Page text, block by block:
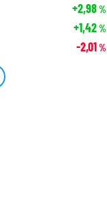
+2,98%
+1,42%
-2,01%